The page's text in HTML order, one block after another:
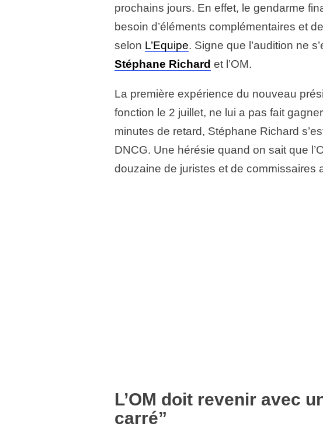
prochains jours. En effet, le gendarme
besoin d’éléments complémentaires et
selon L’Equipe. Signe que l’audition ne
Stéphane Richard et l’OM.
La première expérience du nouveau
fonction le 2 juillet, ne lui a pas fait
minutes de retard, Stéphane Richard
DNCG. Une hérésie quand on sait que
douzaine de juristes et de commissaires
L’OM doit revenir avec
carré”